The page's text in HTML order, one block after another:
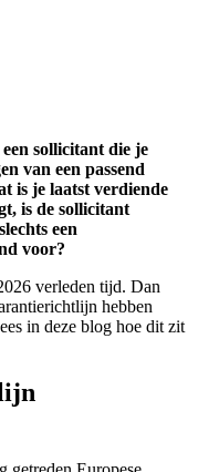
sollicitant die je
van een passend
is je laatst verdiende
is de sollicitant
een
voor?
verleden tijd. Dan
hebben
in deze blog hoe dit zit